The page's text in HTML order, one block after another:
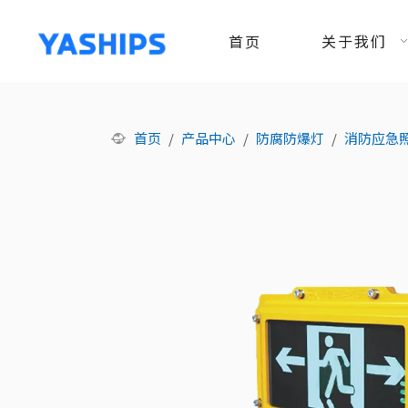
首页 关于我们
首页 / 产品中心 / 防腐防爆灯 / 消防应急